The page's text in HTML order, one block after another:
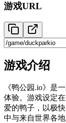
游戏URL
游戏介绍
《鸭公园.io》是
体验。游戏设定
爱的鸭子，以极
中与来自世界各